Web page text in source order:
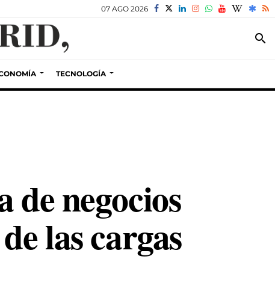
07 AGO 2026
search
TECNOLOGÍA
negocios
las cargas